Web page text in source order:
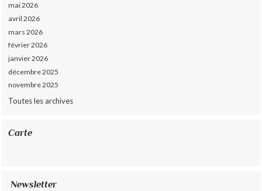
mai 2026
avril 2026
mars 2026
février 2026
janvier 2026
décembre 2025
novembre 2025
Toutes les archives
Carte
Newsletter